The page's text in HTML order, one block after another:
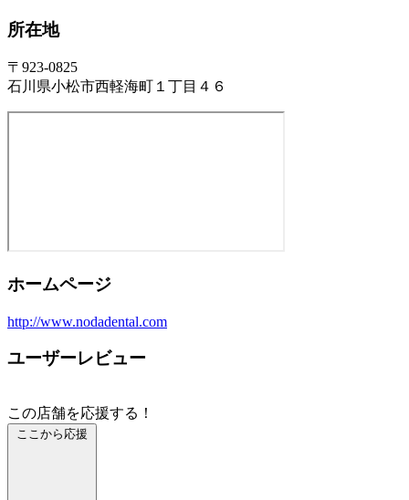
所在地
〒923-0825
石川県小松市西軽海町１丁目４６
ホームページ
http://www.nodadental.com
ユーザーレビュー
この店舗を応援する！
ここから応援